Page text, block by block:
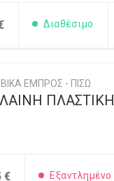
Διαθέσιμο
ΕΜΠΡΟΣ - ΠΙΣΩ
ΠΛΑΣΤΙΚΗ
€ Εξαντλημένο